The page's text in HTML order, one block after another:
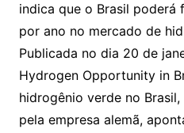
indica que o Brasil poderá
por ano no mercado de
Publicada no dia 20 de
Hydrogen Opportunity in
hidrogênio verde no
pela empresa alemã,